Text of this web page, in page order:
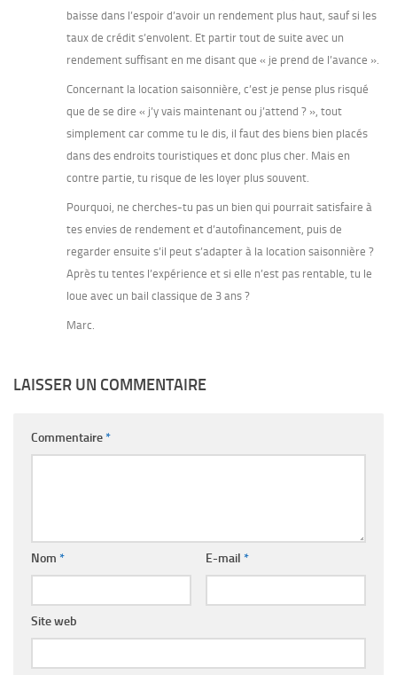
baisse dans l’espoir d’avoir un rendement plus haut, sauf si les
taux de crédit s’envolent. Et partir tout de suite avec un
rendement suffisant en me disant que « je prend de l’avance ».
Concernant la location saisonnière, c’est je pense plus risqué
que de se dire « j’y vais maintenant ou j’attend ? », tout
simplement car comme tu le dis, il faut des biens bien placés
dans des endroits touristiques et donc plus cher. Mais en
contre partie, tu risque de les loyer plus souvent.
Pourquoi, ne cherches-tu pas un bien qui pourrait satisfaire à
tes envies de rendement et d’autofinancement, puis de
regarder ensuite s’il peut s’adapter à la location saisonnière ?
Après tu tentes l’expérience et si elle n’est pas rentable, tu le
loue avec un bail classique de 3 ans ?
Marc.
LAISSER UN COMMENTAIRE
Commentaire*
Nom * E-mail *
Site web